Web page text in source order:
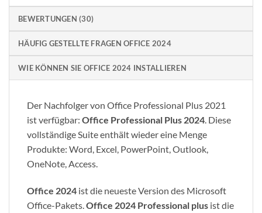
BEWERTUNGEN (30)
HÄUFIG GESTELLTE FRAGEN OFFICE 2024
WIE KÖNNEN SIE OFFICE 2024 INSTALLIEREN
Der Nachfolger von Office Professional Plus 2021
ist verfügbar: Office Professional Plus 2024. Diese
vollständige Suite enthält wieder eine Menge
Produkte: Word, Excel, PowerPoint, Outlook,
OneNote, Access.
Office 2024 ist die neueste Version des Microsoft
Office-Pakets.Office 2024 Professional plus ist die